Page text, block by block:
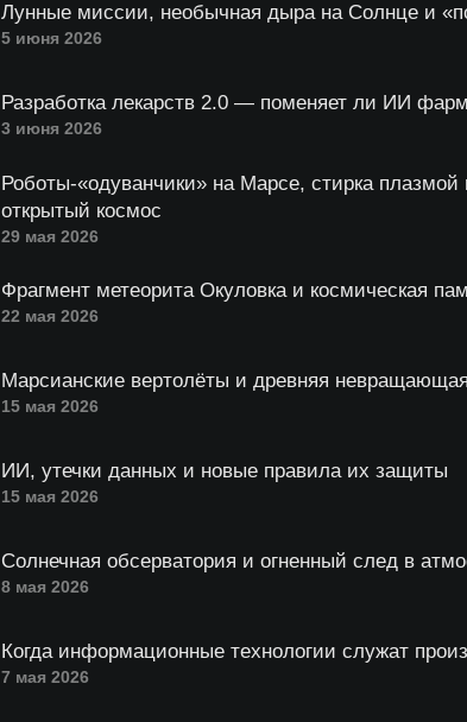
Лунные миссии, необычная дыра на Солнце и
5 июня 2026
Разработка лекарств 2.0 — поменяет ли ИИ
3 июня 2026
Роботы-«одуванчики» на Марсе, стирка
открытый космос
29 мая 2026
Фрагмент метеорита Окуловка и космическая
22 мая 2026
Марсианские вертолёты и древняя
15 мая 2026
ИИ, утечки данных и новые правила их защиты
15 мая 2026
Солнечная обсерватория и огненный след в
8 мая 2026
Когда информационные технологии служат
7 мая 2026